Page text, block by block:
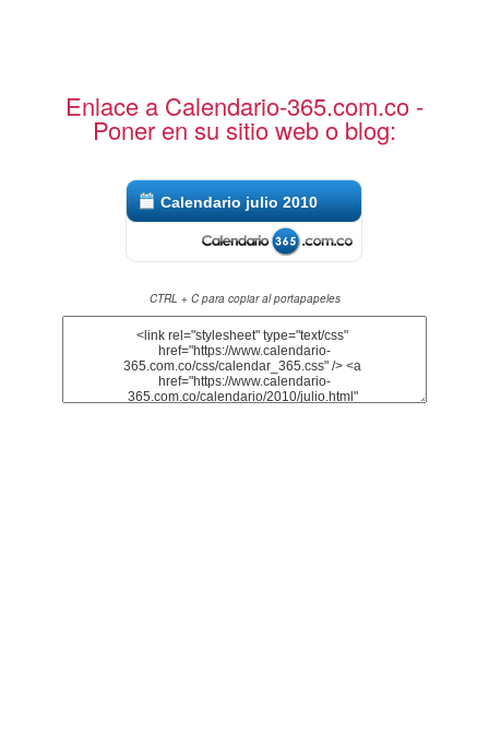
Enlace a Calendario-365.com.co -
Poner en su sitio web o blog:
Calendario julio 2010
CTRL + C para copiar al portapapeles